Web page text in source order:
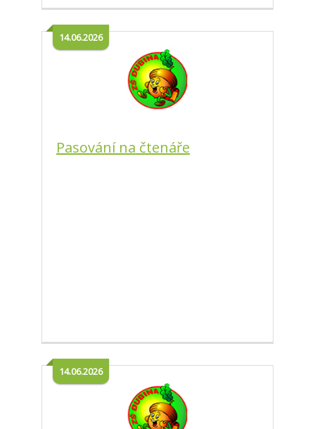
Pasování na čtenáře
14.06.2026
14.06.2026